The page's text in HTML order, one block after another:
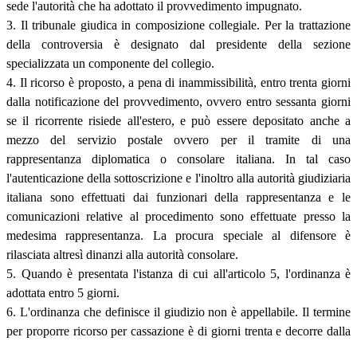
sede l'autorità che ha adottato il provvedimento impugnato.
3. Il tribunale giudica in composizione collegiale. Per la trattazione
della controversia è designato dal presidente della sezione
specializzata un componente del collegio.
4. Il ricorso è proposto, a pena di inammissibilità, entro trenta giorni
dalla notificazione del provvedimento, ovvero entro sessanta giorni
se il ricorrente risiede all'estero, e può essere depositato anche a
mezzo del servizio postale ovvero per il tramite di una
rappresentanza diplomatica o consolare italiana. In tal caso
l'autenticazione della sottoscrizione e l'inoltro alla autorità giudiziaria
italiana sono effettuati dai funzionari della rappresentanza e le
comunicazioni relative al procedimento sono effettuate presso la
medesima rappresentanza. La procura speciale al difensore è
rilasciata altresì dinanzi alla autorità consolare.
5. Quando è presentata l'istanza di cui all'articolo 5, l'ordinanza è
adottata entro 5 giorni.
6. L'ordinanza che definisce il giudizio non è appellabile. Il termine
per proporre ricorso per cassazione è di giorni trenta e decorre dalla